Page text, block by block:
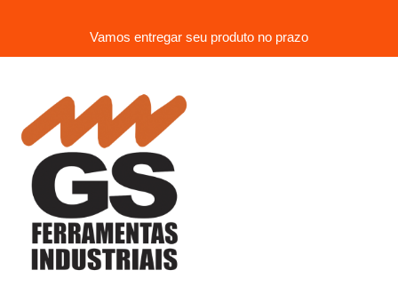
Vamos entregar seu produto no prazo